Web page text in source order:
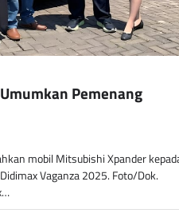
Pemenang
mobil Mitsubishi Xpander
Vaganza 2025. Foto/Dok.